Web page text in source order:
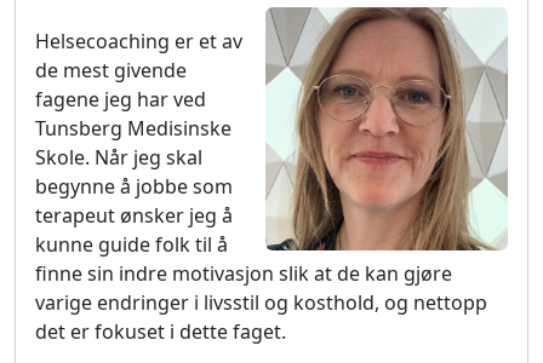
Helsecoaching er et av
de mest givende
fagene jeg har ved
Tunsberg Medisinske
Skole. Når jeg skal
begynne å jobbe som
terapeut ønsker jeg å
kunne guide folk til å
finne sin indre motivasjon slik at de kan gjøre
varige endringer i livsstil og kosthold, og nettopp
det er fokuset i dette faget.